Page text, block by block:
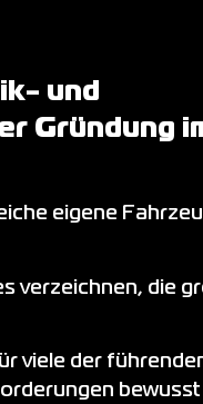
und
Gründung
eigene
verzeichnen, die
viele der